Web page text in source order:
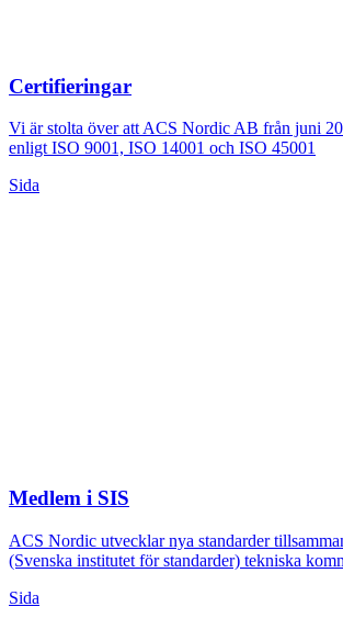
Certifieringar
Vi är stolta över att ACS Nordic AB från juni
enligt ISO 9001, ISO 14001 och ISO 45001
Sida
Medlem i SIS
ACS Nordic utvecklar nya standarder
(Svenska institutet för standarder) tekniska
Sida